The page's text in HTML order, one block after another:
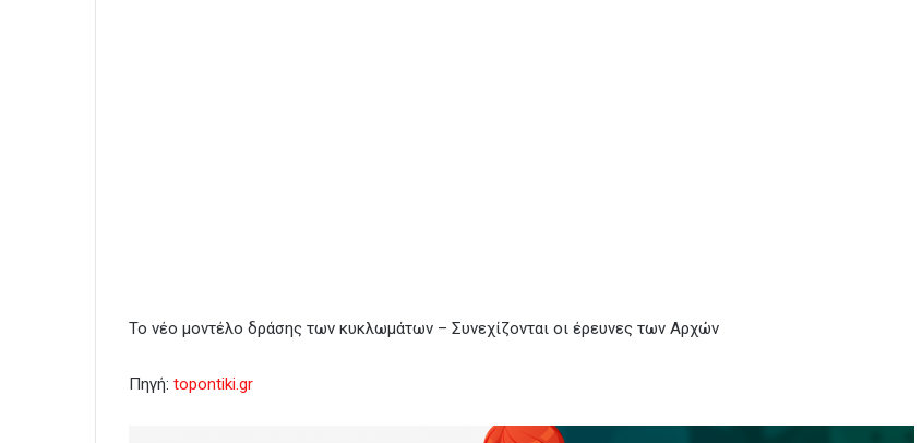
Το νέο μοντέλο δράσης των κυκλωμάτων – Συνεχίζονται οι έρευνες των Αρχών
Πηγή: topontiki.gr